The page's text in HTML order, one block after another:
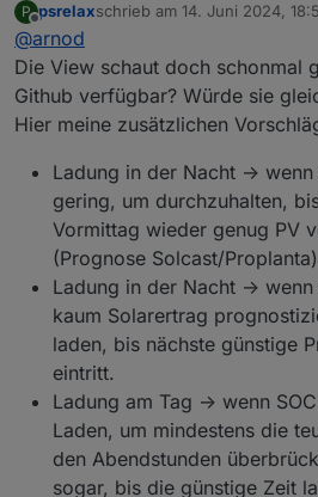
für Tibber ?
Batterie laden bei einem
Leistung am nächsten
Batterie unter einem
Batterie laden, wenn der
niedrigsten ist bis zu
und ein Diagramm mit dem
P
Offline
psrelaxschrieb am 14. Juni 2024,
zuletzt editiert von
@arnod
Die View schaut doch schonmal
Github verfügbar? Würde sie
Hier meine zusätzlichen
Ladung in der Nacht ->
gering, um durchzuhalten,
Vormittag wieder genug PV
(Prognose Solcast/
Ladung in der Nacht ->
kaum Solarertrag
laden, bis nächste günstige
eintritt.
Ladung am Tag -> wenn
Laden, um mindestens die
den Abendstunden
sogar, bis die günstige Zeit